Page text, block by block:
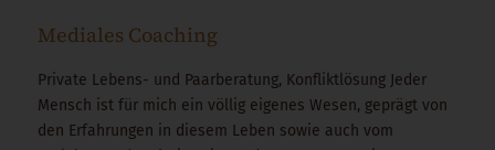
Mediales Coaching
Private Lebens- und Paarberatung, Konfliktlösung Jeder
Mensch ist für mich ein völlig eigenes Wesen, geprägt von
den Erfahrungen in diesem Leben sowie auch vom